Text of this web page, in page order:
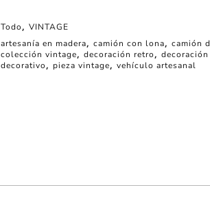
Todo , VINTAGE
artesanía en madera, camión con lona, camión
colección vintage, decoración retro ,
decorativo , pieza vintage, vehículo artesanal